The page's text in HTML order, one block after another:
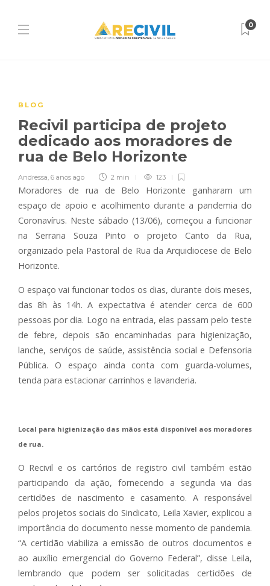
0
BLOG
Recivil participa de projeto
dedicado aos moradores de
rua de Belo Horizonte
Andressa, 6 anos ago 2 min 123
Moradores de rua de Belo Horizonte ganharam um
espaço de apoio e acolhimento durante a pandemia do
Coronavírus. Neste sábado (13/06), começou a funcionar
na Serraria Souza Pinto o projeto Canto da Rua,
organizado pela Pastoral de Rua da Arquidiocese de Belo
Horizonte.
O espaço vai funcionar todos os dias, durante dois meses,
das 8h às 14h. A expectativa é atender cerca de 600
pessoas por dia. Logo na entrada, elas passam pelo teste
de febre, depois são encaminhadas para higienização,
lanche, serviços de saúde, assistência social e Defensoria
Pública. O espaço ainda conta com guarda-volumes,
tenda para estacionar carrinhos e lavanderia.
Local para higienização das mãos está disponível aos moradores
de rua.
O Recivil e os cartórios de registro civil também estão
participando da ação, fornecendo a segunda via das
certidões de nascimento e casamento. A responsável
pelos projetos sociais do Sindicato, Leila Xavier, explicou a
importância do documento nesse momento de pandemia.
“A certidão viabiliza a emissão de outros documentos e
ao auxílio emergencial do Governo Federal”, disse Leila,
lembrando que podem ser solicitadas certidões de